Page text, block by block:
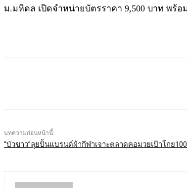
ม.มหิดล เปิดจำหน่ายบัตรราคา 9,500 บาท พร้อม
บทความก่อนหน้านี้
“บัวขาว”ลุยปั้นแบรนด์ผ้ากีฬาเจาะตลาดคอมวยเป้าโกย